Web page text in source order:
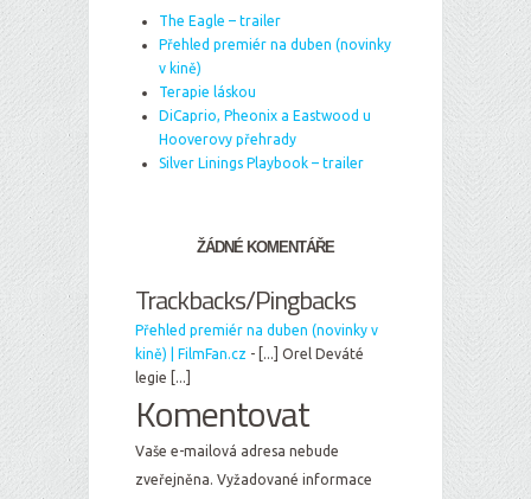
The Eagle – trailer
Přehled premiér na duben (novinky
v kině)
Terapie láskou
DiCaprio, Pheonix a Eastwood u
Hooverovy přehrady
Silver Linings Playbook – trailer
ŽÁDNÉ KOMENTÁŘE
Trackbacks/Pingbacks
Přehled premiér na duben (novinky v
kině) | FilmFan.cz - [...] Orel Deváté
legie [...]
Komentovat
Vaše e-mailová adresa nebude
zveřejněna. Vyžadované informace